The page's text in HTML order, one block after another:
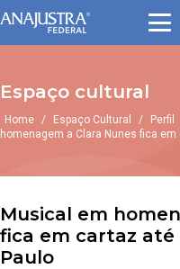
Espaço cultural
Home / Espaço Cultural / Perfil
homenagem a Clara Nunes fica
Musical em
fica em cartaz até
Paulo